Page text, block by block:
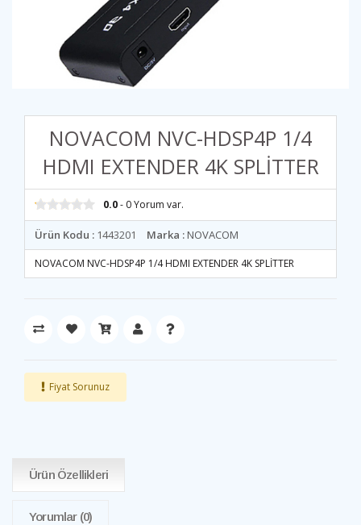
NOVACOM NVC-HDSP4P 1/4
HDMI EXTENDER 4K SPLİTTER
0.0- 0 Yorum var.
Ürün Kodu : 1443201 Marka :NOVACOM
NOVACOM NVC-HDSP4P 1/4 HDMI EXTENDER 4K SPLİTTER
Fiyat Sorunuz
Ürün Özellikleri
Yorumlar (0)